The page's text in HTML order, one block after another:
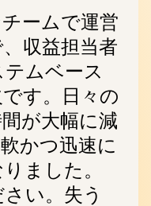
チームで運営
収益担当者
ムベース
す。日々の
が大幅に減
かつ迅速に
ました。
い。失う